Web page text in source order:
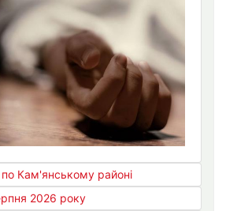
Кам'янському районі
2026 року